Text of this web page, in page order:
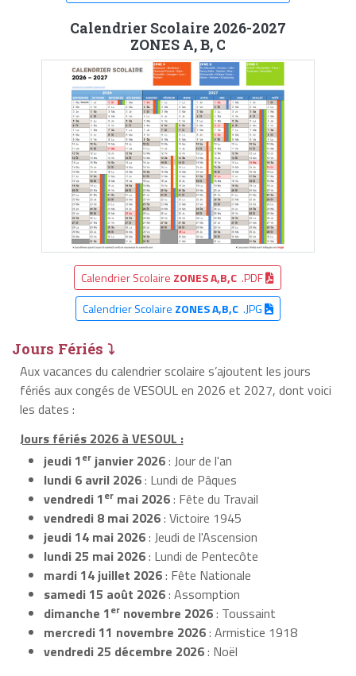
Calendrier Scolaire 2026-2027
ZONES A, B, C
Calendrier Scolaire ZONES A,B,C .PDF
Calendrier Scolaire ZONES A,B,C.JPG
Jours Fériés ⤵
Aux vacances du calendrier scolaire s’ajoutent les jours
fériés aux congés de VESOUL en 2026 et 2027, dont voici
les dates :
Jours fériés 2026 à VESOUL :
jeudi 1er janvier 2026: Jour de l'an
lundi 6 avril 2026: Lundi de Pâques
vendredi 1er mai 2026: Fête du Travail
vendredi 8 mai 2026: Victoire 1945
jeudi 14 mai 2026: Jeudi de l'Ascension
lundi 25 mai 2026: Lundi de Pentecôte
mardi 14 juillet 2026: Fête Nationale
samedi 15 août 2026: Assomption
dimanche 1er novembre 2026: Toussaint
mercredi 11 novembre 2026: Armistice 1918
vendredi 25 décembre 2026: Noël